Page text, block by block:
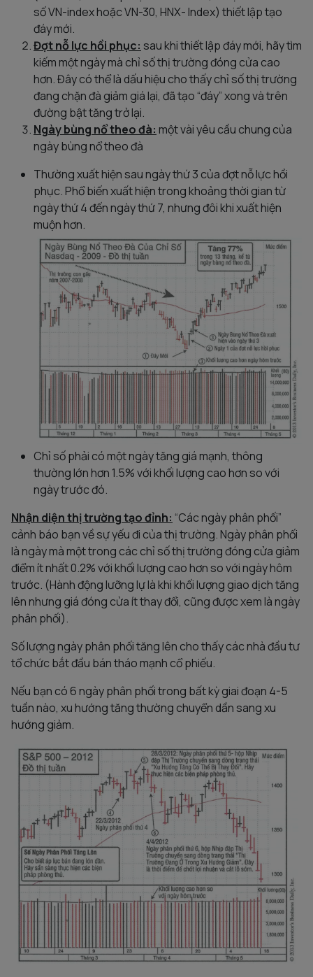
số VN-index hoặc VN-30, HNX- Index) thiết lập tạo
đáy mới.
Đợt nỗ lực hồi phục: sau khi thiết lập đáy mới, hãy tìm
kiếm một ngày mà chỉ số thị trường đóng cửa cao
hơn. Đây có thể là dấu hiệu cho thấy chỉ số thị trường
đang chặn đà giảm giá lại, đã tạo “đáy” xong và trên
đường bật tăng trở lại.
Ngày bùng nổ theo đà: một vài yêu cầu chung của
ngày bùng nổ theo đà
Thường xuất hiện sau ngày thứ 3 của đợt nỗ lực hồi
phục. Phổ biến xuất hiện trong khoảng thời gian từ
ngày thứ 4 đến ngày thứ 7, nhưng đôi khi xuất hiện
muộn hơn.
Chỉ số phải có một ngày tăng giá mạnh, thông
thường lớn hơn 1.5% với khối lượng cao hơn so với
ngày trước đó.
Nhận diện thị trường tạo đỉnh: “Các ngày phân phối”
cảnh báo bạn về sự yếu đi của thị trường. Ngày phân phối
là ngày mà một trong các chỉ số thị trường đóng cửa giảm
điểm ít nhất 0.2% với khối lượng cao hơn so với ngày hôm
trước. (Hành động lưỡng lự là khi khối lượng giao dịch tăng
lên nhưng giá đóng cửa ít thay đổi, cũng được xem là ngày
phân phối).
Số lượng ngày phân phối tăng lên cho thấy các nhà đầu tư
tổ chức bắt đầu bán tháo mạnh cổ phiếu.
Nếu bạn có 6 ngày phân phối trong bất kỳ giai đoạn 4-5
tuần nào, xu hướng tăng thường chuyển dần sang xu
hướng giảm.